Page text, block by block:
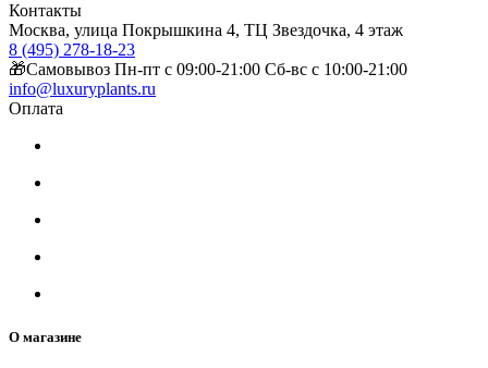
Контакты
Москва, улица Покрышкина 4, ТЦ Звездочка, 4 этаж
8 (495) 278-18-23
🎁Самовывоз Пн-пт с 09:00-21:00 Сб-вс с 10:00-21:00
info@luxuryplants.ru
Оплата
О магазине